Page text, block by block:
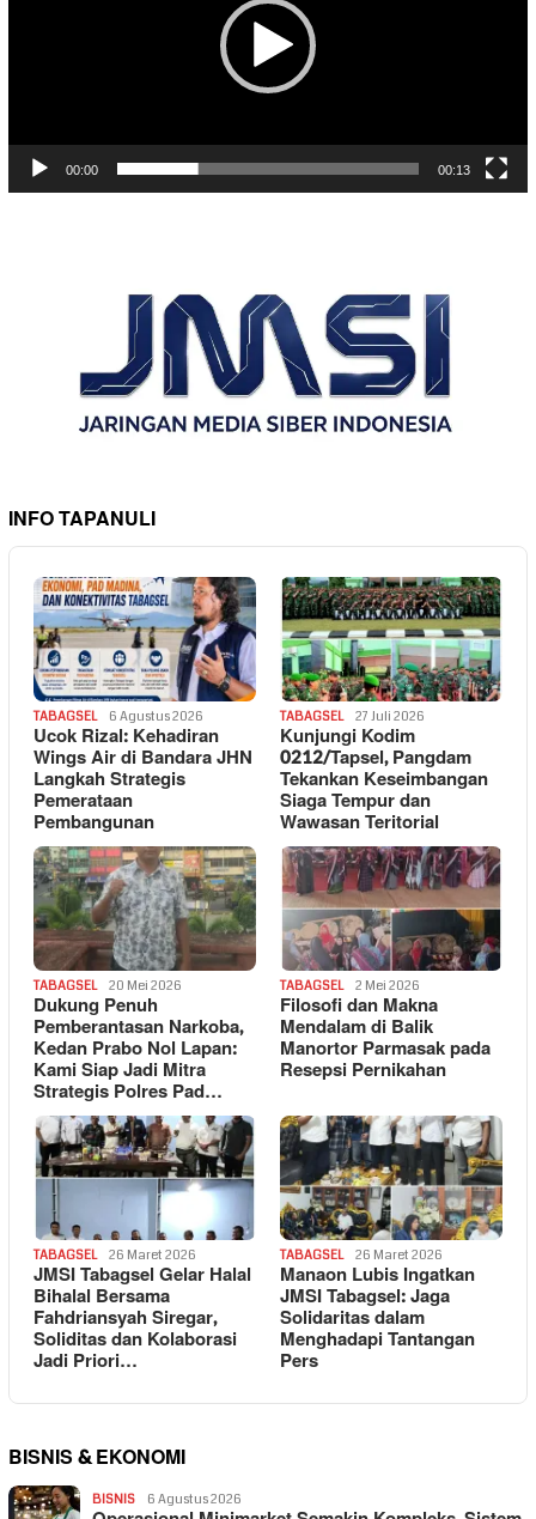
00:00 00:13
INFO TAPANULI
TABAGSEL 6 Agustus 2026
Ucok Rizal: Kehadiran
Wings Air di Bandara JHN
Langkah Strategis
Pemerataan
Pembangunan
TABAGSEL 27 Juli 2026
Kunjungi Kodim
0212/Tapsel, Pangdam
Tekankan Keseimbangan
Siaga Tempur dan
Wawasan Teritorial
TABAGSEL 20 Mei 2026
Dukung Penuh
Pemberantasan Narkoba,
Kedan Prabo Nol Lapan:
Kami Siap Jadi Mitra
Strategis Polres Pad…
TABAGSEL 2 Mei 2026
Filosofi dan Makna
Mendalam di Balik
Manortor Parmasak pada
Resepsi Pernikahan
TABAGSEL 26 Maret 2026
JMSI Tabagsel Gelar Halal
Bihalal Bersama
Fahdriansyah Siregar,
Soliditas dan Kolaborasi
Jadi Priori…
TABAGSEL 26 Maret 2026
Manaon Lubis Ingatkan
JMSI Tabagsel: Jaga
Solidaritas dalam
Menghadapi Tantangan
Pers
BISNIS & EKONOMI
BISNIS 6 Agustus 2026